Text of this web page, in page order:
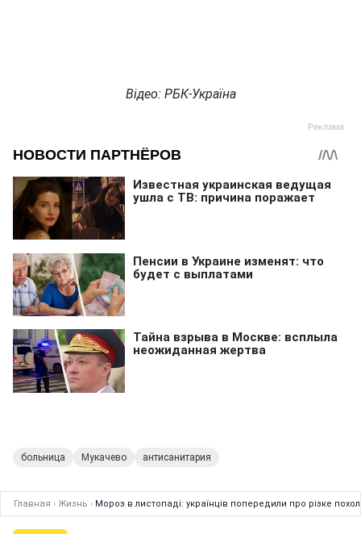
Відео: РБК-Україна
больница Мукачево антисанитария
Главная › Жизнь › Мороз в листопаді: українців попередили про різке